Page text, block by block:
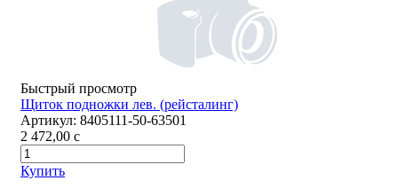
Быстрый просмотр
Щиток подножки лев. (рейсталинг)
Артикул: 8405111-50-63501
2 472,00 c
Купить